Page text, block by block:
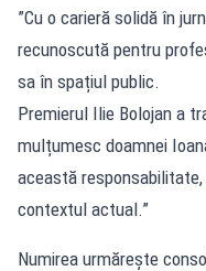
”Cu o carieră solidă în
recunoscută pentru
sa în spațiul public.
Premierul Ilie Bolojan a
mulțumesc doamnei
această
contextul actual.”
Numirea urmărește